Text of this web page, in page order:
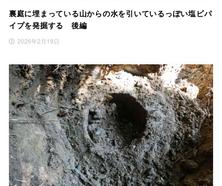
裏庭に埋まっている山からの水を引いているっぽい塩ビパ
イプを発掘する 後編
2026年2月19日